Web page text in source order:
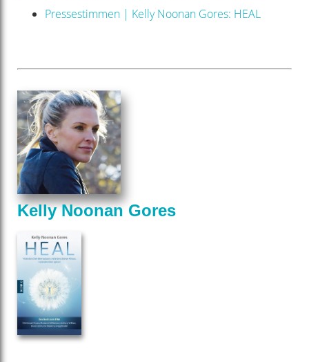
Pressestimmen | Kelly Noonan Gores: HEAL
Kelly Noonan Gores